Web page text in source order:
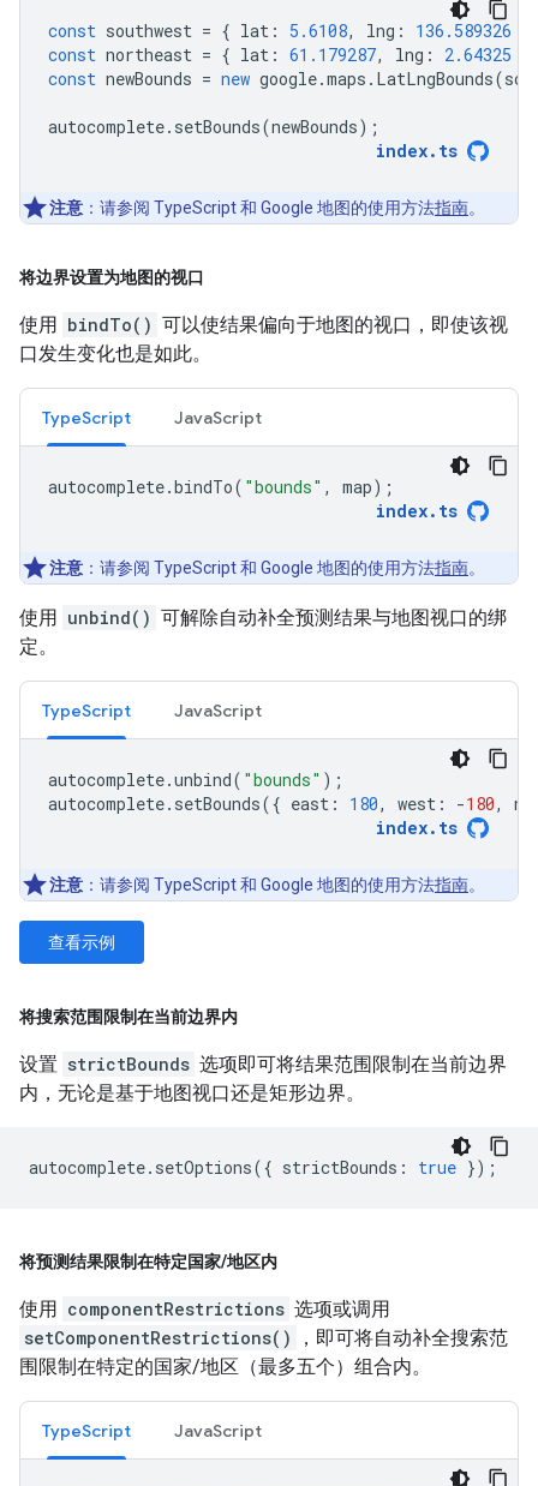
const southwest = { lat : 5.6108, lng : 136.589326
const northeast = { lat : 61.179287, lng : 2.64325
const newBounds = new google.maps . LatLngBounds(
autocomplete. setBounds(newBounds);
index. ts
注意 ：请参阅 TypeScript 和 Google 地图的使用方法指南。
将边界设置为地图的视口
使用 bindTo() 可以使结果偏向于地图的视口，即使该视
口发生变化也是如此。
TypeScript JavaScript
autocomplete.bindTo( "bounds" , map);
index. ts
注意 ：请参阅 TypeScript 和 Google 地图的使用方法指南。
使用 unbind() 可解除自动补全预测结果与地图视口的绑
定。
TypeScript JavaScript
autocomplete.unbind( "bounds" );
autocomplete. setBounds({ east : 180, west : -180,
index. ts
注意 ：请参阅 TypeScript 和 Google 地图的使用方法指南。
查看示例
将搜索范围限制在当前边界内
设置 strictBounds 选项即可将结果范围限制在当前边界
内，无论是基于地图视口还是矩形边界。
autocomplete. setOptions({ strictBounds : true });
将预测结果限制在特定国家/地区内
使用 componentRestrictions 选项或调用
setComponentRestrictions()
，即可将自动补全搜索范
围限制在特定的国家/地区（最多五个）组合内。
TypeScript JavaScript